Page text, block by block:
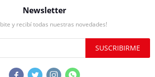
Newsletter
y recibí todas nuestras novedades!
SUSCRIBIRME
   